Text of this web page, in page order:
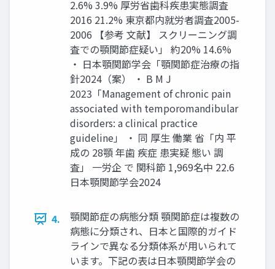
2.6% 3.9% 厚労省⻭科疾患実態調査
2016 21.2% 東京都内就労者調査2005-
2006 【参考 ⽂献】 スクリーニング調
査での顎関節症疑い」 約20% 14.6%
‧ ⽇本顎関節学会「顎関節症治療の指
針2024（案） ‧ B M J
2023「Management of chronic pain
associated with temporomandibular
disorders: a clinical practice
guideline」 ‧ 同 厚⽣ 働業 省「内 平
成の 28顎 年⻭ 疾症 患実疑 態い 調
査」 ⼀労企 で 関科節 1,969名中 22.6
⽇本顎関節学会2024
4.
顎関節症の病態分類 顎関節症は複数の
病態に分類され、⽇本と国際的ガイド
ラインで異なる分類体系が⽤いられて
います。下記の表は⽇本顎関節学会の